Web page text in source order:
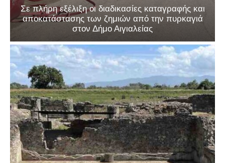
Σε πλήρη εξέλιξη οι διαδικασίες καταγραφής και
αποκατάστασης των ζημιών από την πυρκαγιά
στον Δήμο Αιγιαλείας